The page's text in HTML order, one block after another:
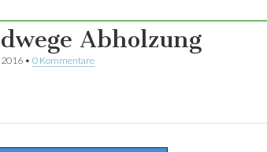
Abholzung
2016 • 0 Kommentare